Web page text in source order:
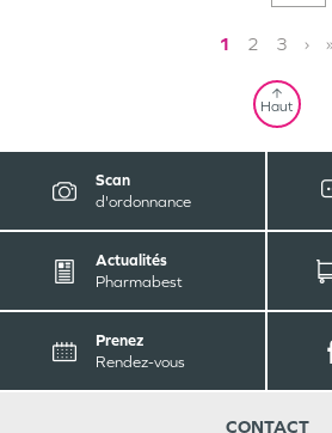
1 2 3 ›
Haut
Scan
d'ordonnance
Actualités
Pharmabest
Prenez
Rendez-vous
CONTACT